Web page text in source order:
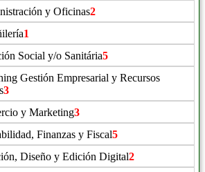
y Oficinas2
1
Social y/o Sanitária5
Gestión Empresarial y Recursos
3
y Marketing3
Finanzas y Fiscal5
Diseño y Edición Digital2